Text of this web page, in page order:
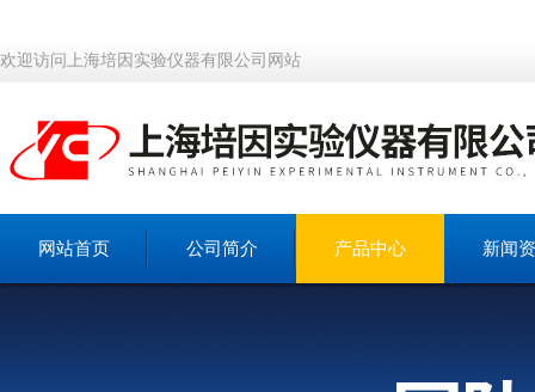
欢迎访问上海培因实验仪器有限公司网站
网站首页 公司简介 产品中心 新闻